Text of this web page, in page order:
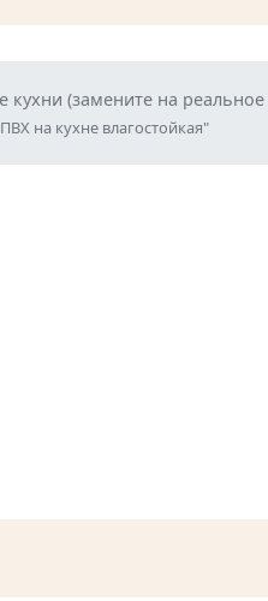
кухни (замените на
на кухне влагостойкая"